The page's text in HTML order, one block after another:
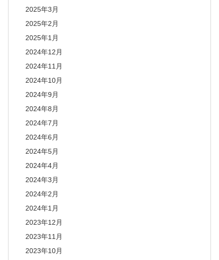
2025年3月
2025年2月
2025年1月
2024年12月
2024年11月
2024年10月
2024年9月
2024年8月
2024年7月
2024年6月
2024年5月
2024年4月
2024年3月
2024年2月
2024年1月
2023年12月
2023年11月
2023年10月